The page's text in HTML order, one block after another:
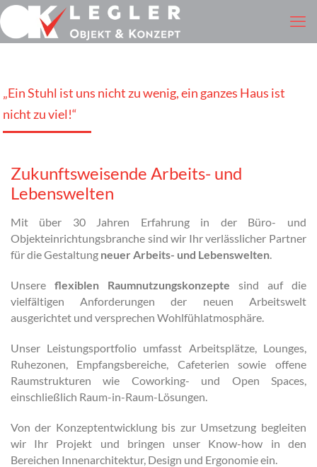
„Ein Stuhl ist uns nicht zu wenig, ein ganzes Haus ist
nicht zu viel!“
Zukunftsweisende Arbeits- und
Lebenswelten
Mit über 30 Jahren Erfahrung in der Büro- und
Objekteinrichtungsbranche sind wir Ihr verlässlicher Partner
für die Gestaltung neuer Arbeits- und Lebenswelten.
Unsereflexiblen Raumnutzungskonzepte sind auf die
vielfältigen Anforderungen der neuen Arbeitswelt
ausgerichtet und versprechen Wohlfühlatmosphäre.
Unser Leistungsportfolio umfasst Arbeitsplätze, Lounges,
Ruhezonen, Empfangsbereiche, Cafeterien sowie offene
Raumstrukturen wie Coworking- und Open Spaces,
einschließlich Raum-in-Raum-Lösungen.
Von der Konzeptentwicklung bis zur Umsetzung begleiten
wir Ihr Projekt und bringen unser Know-how in den
Bereichen Innenarchitektur, Design und Ergonomie ein.